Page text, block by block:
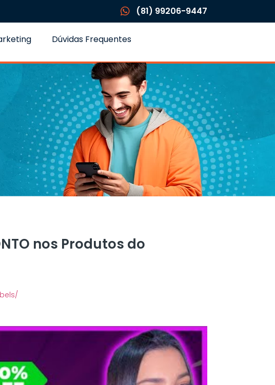
(81) 99206-9447
Dúvidas Frequentes
nos Produtos do